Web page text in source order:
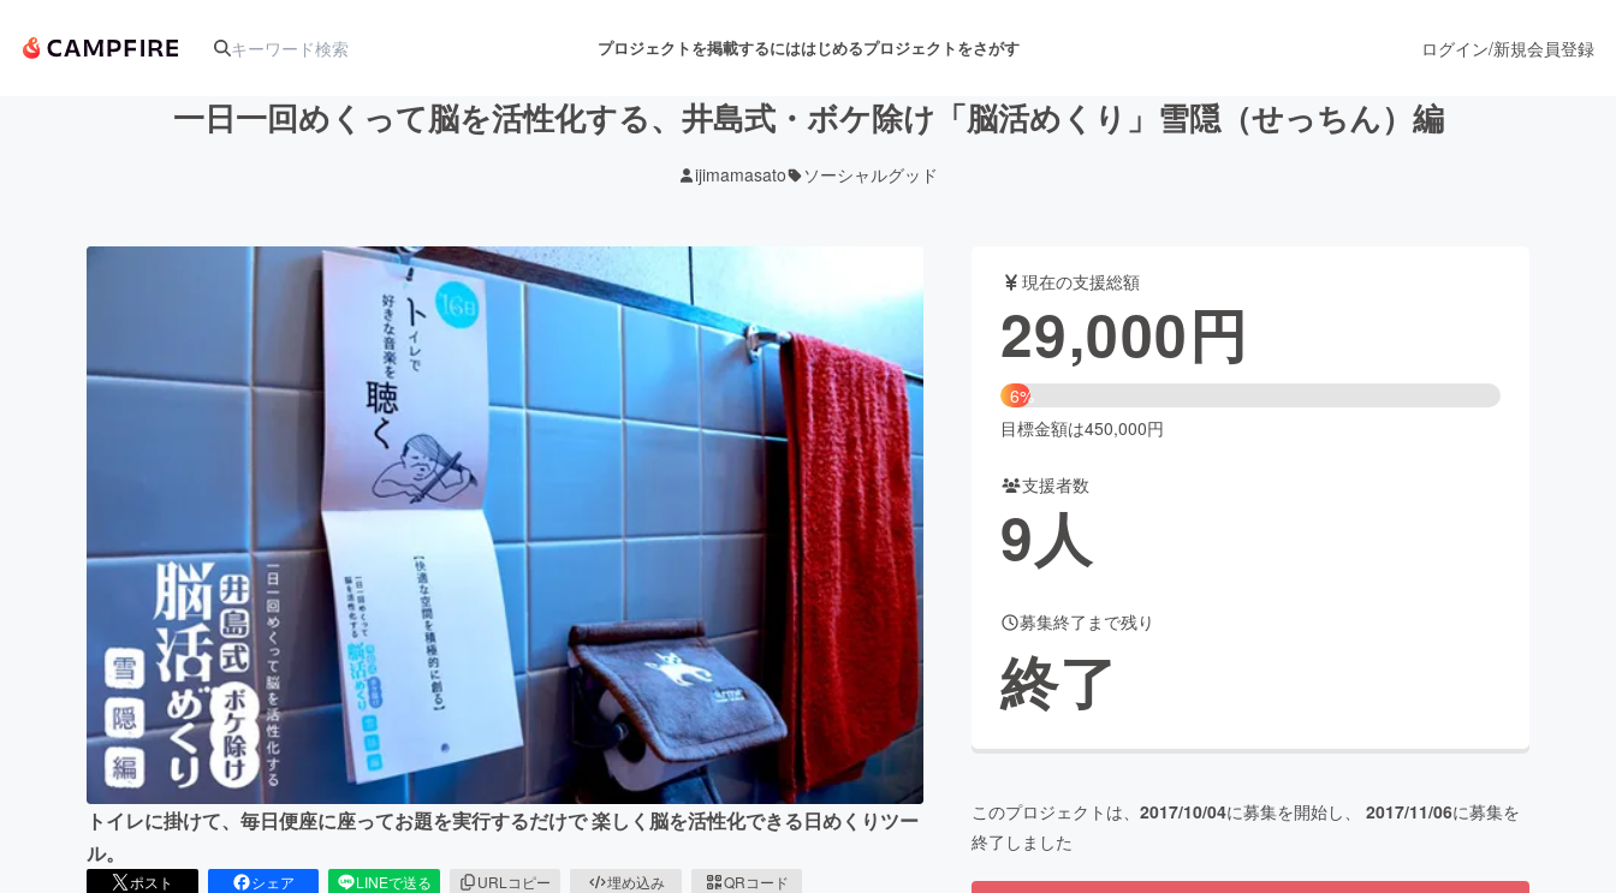
プロジェクトを掲載するにははじめるプロジェクトをさがす
音楽 舞台・パフォーマンス
テクノロジー・ガジェット ゲーム・サービス開発 フード・飲食店 ファッション
書籍・雑誌出版 アニメ・漫画
ビジネス・起業 ビューティー・ヘルスケア
まちづくり・地域活性化
CAMPFIRE for Social Good CAMPFIRE Creation
CAMPFIREふるさと納税 machi-ya コミュニティ
ログイン/新規会員登録
一日一回めくって脳を活性化する、井島式・ボケ除け「脳活めくり」雪隠（せっちん）編
ijimamasato ソーシャルグッド
トイレに掛けて、毎日便座に座ってお題を実行するだけで 楽しく脳を活性化できる日めくりツー
ル。
ポスト シェア LINEで送る URLコピー 埋め込み QRコード
現在の支援総額
29,000円
6%
目標金額は450,000円
支援者数
9人
募集終了まで残り
終了
このプロジェクトは、 2017/10/04に募集を開始し、 2017/11/06に募集を
終了しました